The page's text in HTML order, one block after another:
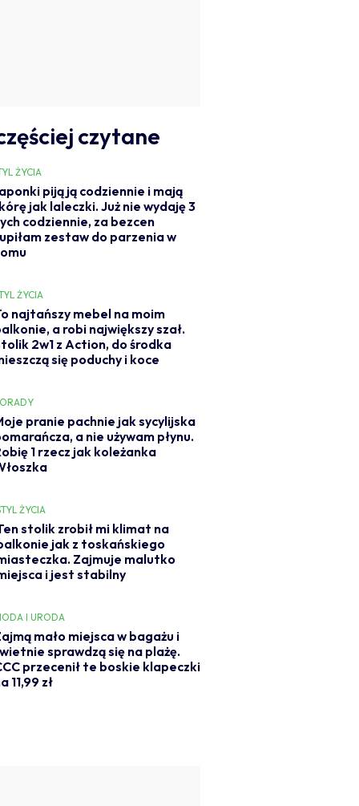
czytane
ŻYCIA
piją ją codziennie i mają
jak laleczki. Już nie wydaję 3
codziennie, za bezcen
zestaw do parzenia w
ŻYCIA
najtańszy mebel na moim
a robi największy szał.
2w1 z Action, do środka
się poduchy i koce
pranie pachnie jak sycylijska
a nie używam płynu.
1 rzecz jak koleżanka
ŻYCIA
stolik zrobił mi klimat na
jak z toskańskiego
Zajmuje malutko
i jest stabilny
I URODA
mało miejsca w bagażu i
sprawdzą się na plażę.
przecenił te boskie klapeczki
11,99 zł